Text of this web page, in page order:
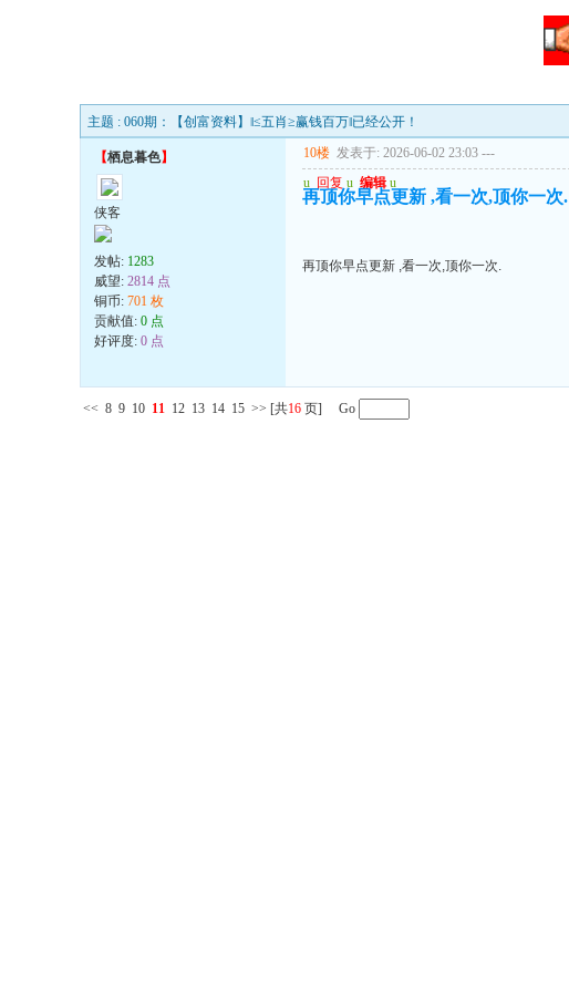
主题 : 060期：【创富资料】‖≤五肖≥赢钱百万‖已经公开！
【栖息暮色】
侠客
发帖: 1283
威望: 2814 点
铜币: 701 枚
贡献值: 0 点
好评度: 0 点
10楼 发表于: 2026-06-02 23:03 ---
u 回复 u 编辑 u
再顶你早点更新 ,看一次,顶你一次.
再顶你早点更新 ,看一次,顶你一次.
<< 8 9 10 11 12 13 14 15 >> [共16 页] Go